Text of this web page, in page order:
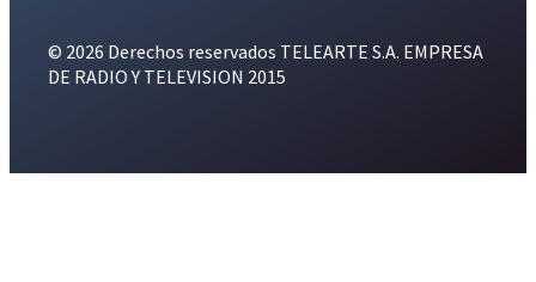
© 2026 Derechos reservados TELEARTE S.A. EMPRESA
DE RADIO Y TELEVISION 2015